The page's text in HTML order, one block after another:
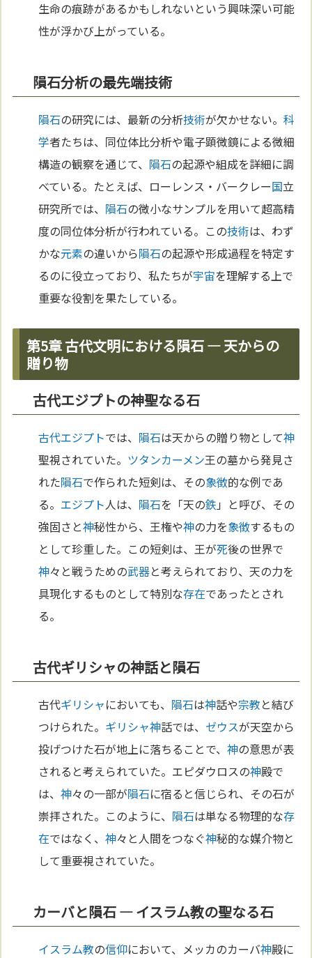
生命の痕跡があるかもしれないという興味深い可能
性が浮かび上がっている。
隕石分析の最先端技術
隕石の研究には、最新の分析技術が欠かせない。科
学者たちは、同位体比分析や電子顕微鏡による微細
構造の観察を通じて、 隕石の起源や組成を詳細に調
べている。たとえば、ローレンス・バークレー国立
研究所では、 隕石の微小なサンプルを用いて超高精
度の同位体分析が行われている。この技術は、わず
かな元素の違いから隕石の起源や形成過程を特定す
るのに役立っており、私たちが宇宙を理解する上で
重要な役割を果たしている。
第5章 古代文明における隕石 — 天からの
贈り物
古代エジプトの神聖なる石
古代エジプトでは、 隕石は天からの贈り物として神
聖視されていた。 ツタンカーメン王の墓から発見さ
れた隕石で作られた短剣は、その象徴的な例であ
る。 エジプト人は、 隕石を「天の鉄 」と呼び、その
強固さと神秘性から、王権や神の力を象徴するもの
として珍重した。この短剣は、王が死後の世界で
神々と戦うための武器と考えられており、天の力を
具現化するものとして特別な存在であったとされ
る。
古代ギリシャの神話と隕石
古代ギリシャにおいても、 隕石は神話や宗教と結び
つけられた。 ギリシャ神話では、 ゼウスが天空から
投げつけた石が地上に落ちることで、神の意思が表
されると考えられていた。エピダウロスの神殿で
は、神々の一部が隕石に宿ると信じられ、その石が
崇拝された。このように、 隕石は単なる物理的な存
在ではなく、神々と人間をつなぐ神秘的な媒介物と
して重要視されていた。
カーバと隕石 — イスラム教の聖なる石
イスラム教の信仰において、メッカのカーバ神殿に